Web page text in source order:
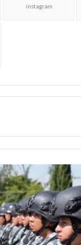
instagram